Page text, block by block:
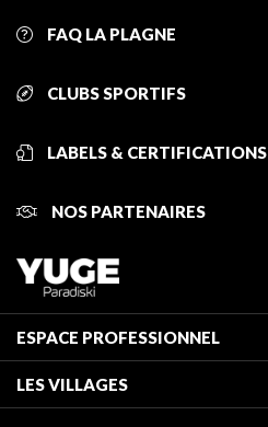
FAQ LA PLAGNE
CLUBS SPORTIFS
LABELS & CERTIFICATIONS
NOS PARTENAIRES
ESPACE PROFESSIONNEL
Classement des meublés
LES VILLAGES